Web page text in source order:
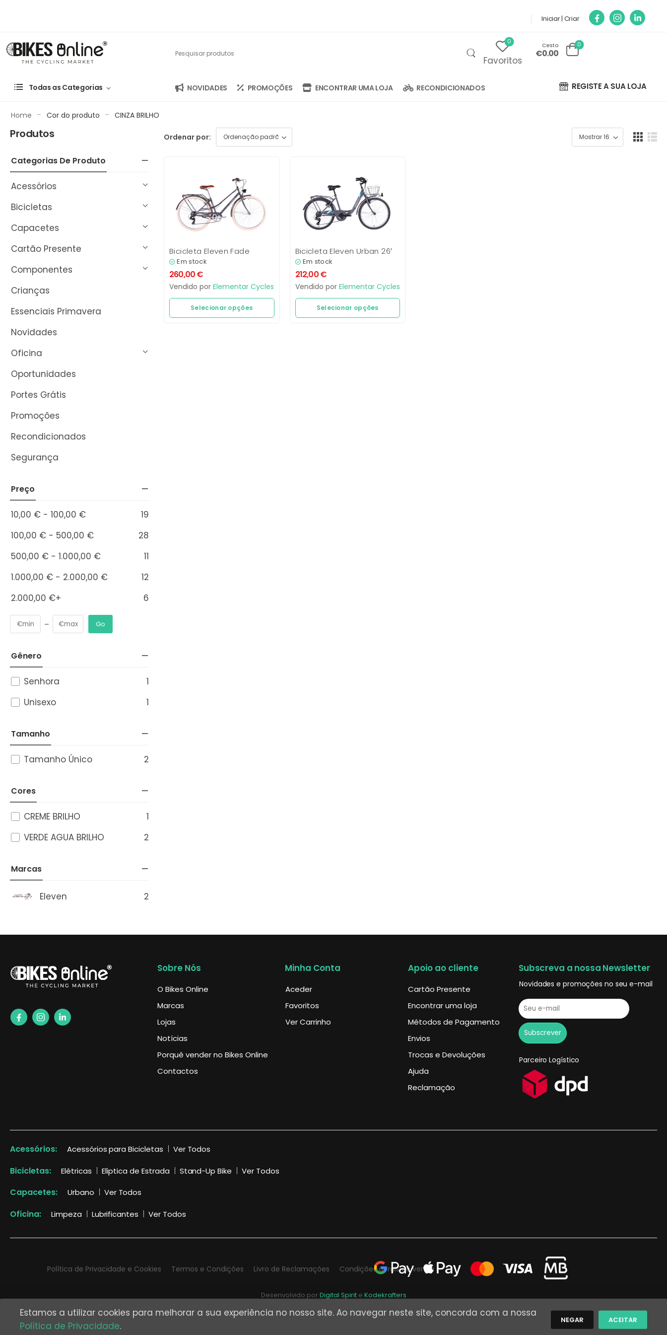
Iniciar | Criar
0
Favoritos
Cesto
€0.00
0
Todas as Categorias NOVIDADES PROMOÇÕES ENCONTRAR UMA LOJA RECONDICIONADOS REGISTE A SUA LOJA
Home - Cor do produto - CINZA BRILHO
Produtos
Categorias De Produto
Acessórios
Bicicletas
Capacetes
Cartão Presente
Componentes
Crianças
Essenciais Primavera
Novidades
Oficina
Oportunidades
Portes Grátis
Promoções
Recondicionados
Segurança
Preço
10,00 € - 100,00 €
19
100,00 € - 500,00 €
28
500,00 € - 1.000,00 €
11
1.000,00 € - 2.000,00 €
12
2.000,00 €+ 6
Go
Gênero
Senhora
1
Unisexo
1
Tamanho
Tamanho Único 2
Cores
CREME BRILHO
1
VERDE AGUA BRILHO
2
Marcas
Eleven 2
Ordenar por:
Bicicleta Eleven Fade
Em stock
260,00€
Vendido por Elementar Cycles
Selecionar opções
Bicicleta Eleven Urban 26′
Em stock
212,00€
Vendido por Elementar Cycles
Selecionar opções
Subscreva a nossa Newsletter
Novidades e promoções no seu e-mail
Parceiro Logístico
Sobre Nós
O Bikes Online
Marcas
Lojas
Notícias
Porquê vender no Bikes Online
Contactos
Minha Conta
Aceder
Favoritos
Ver Carrinho
Apoio ao cliente
Cartão Presente
Encontrar uma loja
Métodos de Pagamento
Envios
Trocas e Devoluções
Ajuda
Reclamação
Acessórios: Acessórios para Bicicletas Ver Todos
Bicicletas: Elétricas Elíptica de Estrada Stand-Up Bike Ver Todos
Capacetes: Urbano Ver Todos
Oficina: Limpeza Lubrificantes Ver Todos
Política de Privacidade e Cookies Termos e Condições Livro de Reclamações Condições gerais de venda
Desenvolvido por Digital Spirite Kodekrafters
Estamos a utilizar cookies para melhorar a sua experiência no nosso site. Ao navegar neste site, concorda com a nossa
Política de Privacidade.
NEGAR ACEITAR